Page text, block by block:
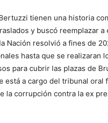
tienen una historia
y buscó reemplazar
Nación resolvió a fines de
hasta que se realizaran
para cubrir las plazas de
está a cargo del tribunal
la corrupción contra la ex